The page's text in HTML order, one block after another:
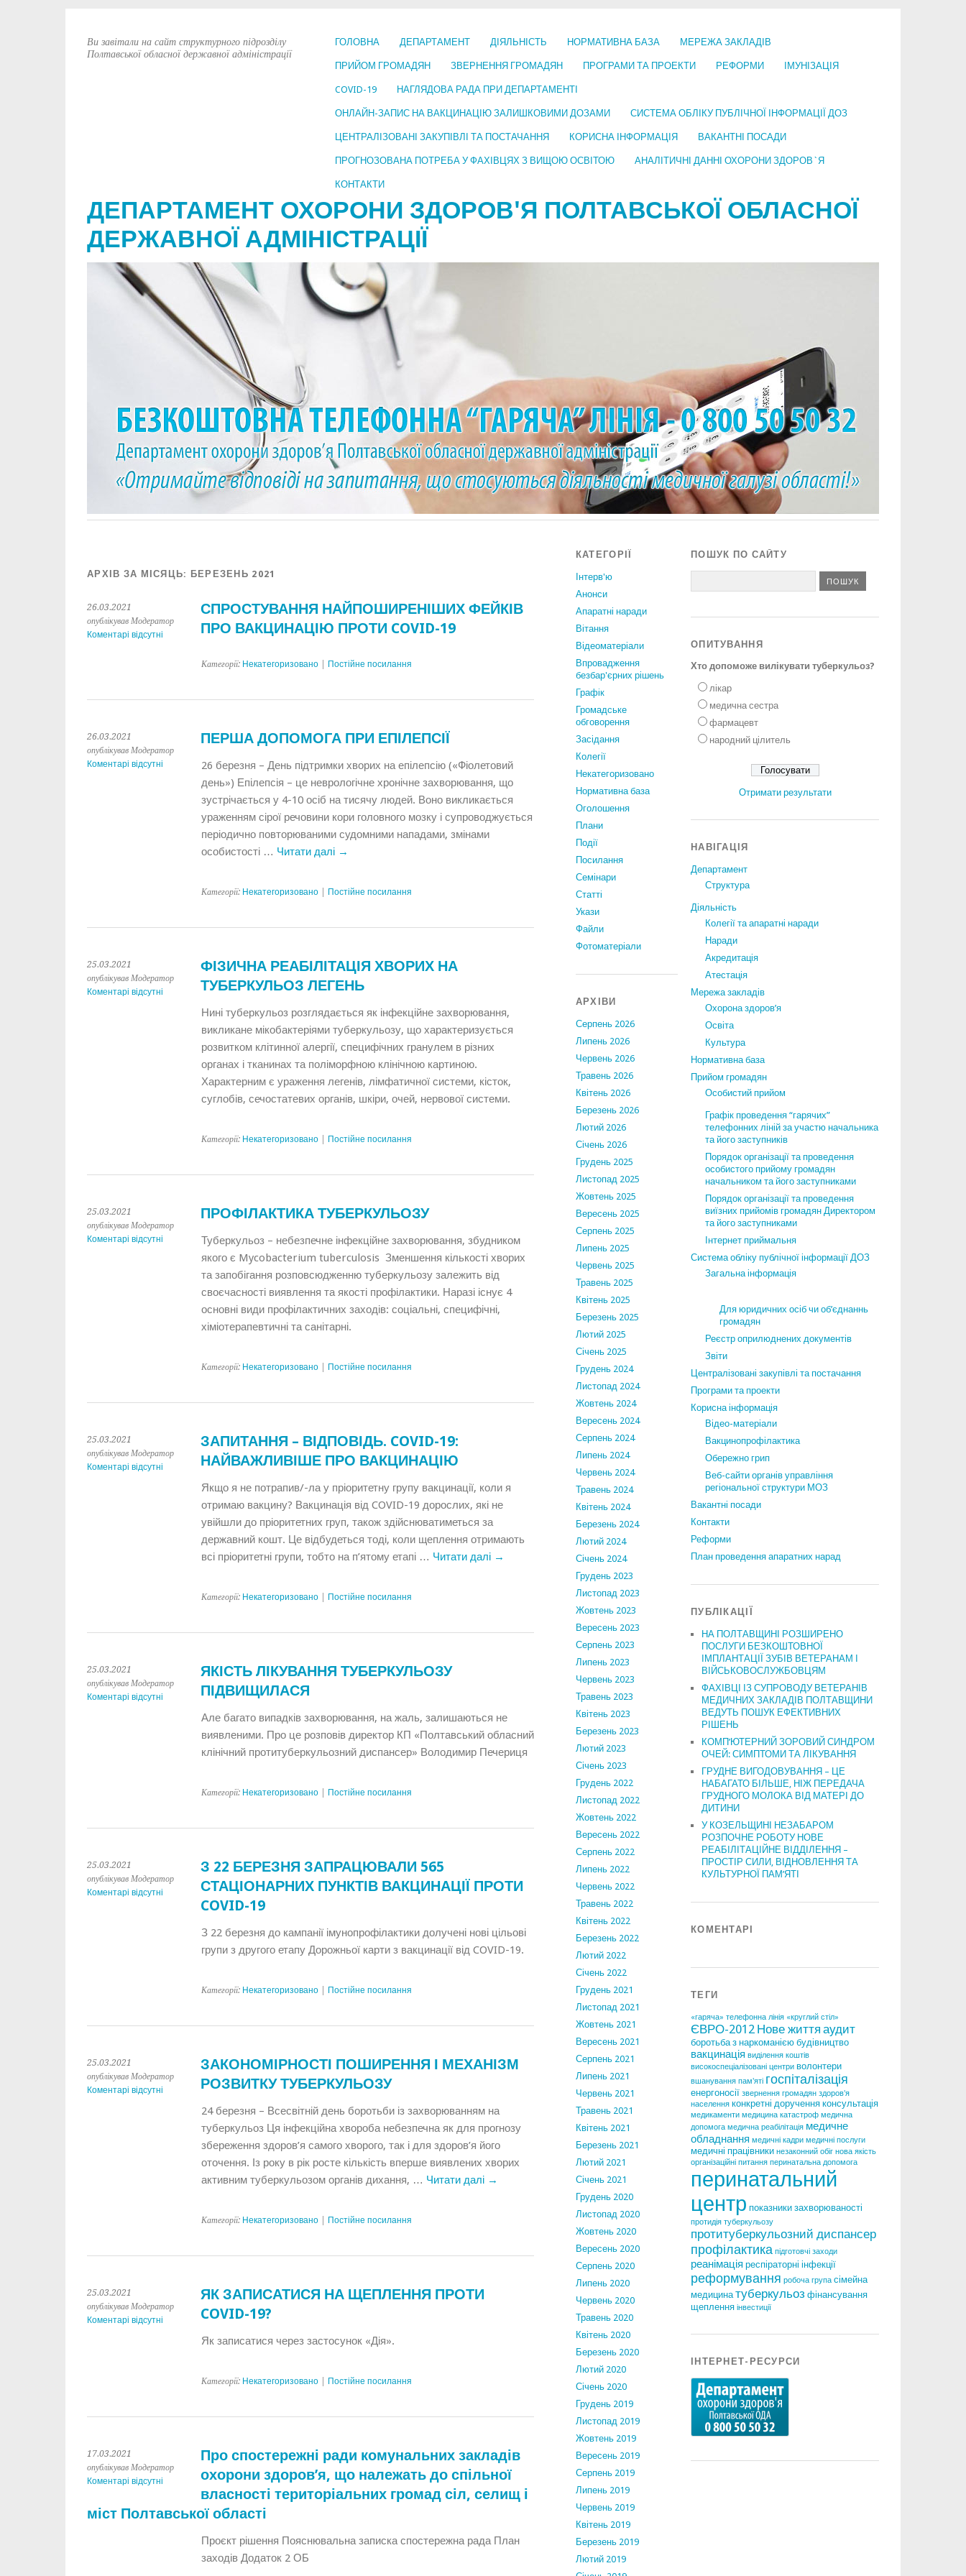
ГОЛОВНА ДЕПАРТАМЕНТ ДІЯЛЬНІСТЬ НОРМАТИВНА БАЗА МЕРЕЖА ЗАКЛАДІВ
ПРИЙОМ ГРОМАДЯН ЗВЕРНЕННЯ ГРОМАДЯН ПРОГРАМИ ТА ПРОЕКТИ РЕФОРМИ ІМУНІЗАЦІЯ
COVID-19 НАГЛЯДОВА РАДА ПРИ ДЕПАРТАМЕНТІ
ОНЛАЙН-ЗАПИС НА ВАКЦИНАЦІЮ ЗАЛИШКОВИМИ ДОЗАМИ СИСТЕМА ОБЛІКУ ПУБЛІЧНОЇ ІНФОРМАЦІЇ ДОЗ
ЦЕНТРАЛІЗОВАНІ ЗАКУПІВЛІ ТА ПОСТАЧАННЯ КОРИСНА ІНФОРМАЦІЯ ВАКАНТНІ ПОСАДИ
ПРОГНОЗОВАНА ПОТРЕБА У ФАХІВЦЯХ З ВИЩОЮ ОСВІТОЮ АНАЛІТИЧНІ ДАННІ ОХОРОНИ ЗДОРОВ`Я
КОНТАКТИ
ДЕПАРТАМЕНТ ОХОРОНИ ЗДОРОВ'Я ПОЛТАВСЬКОЇ ОБЛАСНОЇ
ДЕРЖАВНОЇ АДМІНІСТРАЦІЇ
Ви завітали на сайт структурного підрозділу
Полтавської обласної державної адміністрації
АРХІВ ЗА МІСЯЦЬ: БЕРЕЗЕНЬ 2021
26.03.2021
опублікував Модератор
Коментарі відсутні
СПРОСТУВАННЯ НАЙПОШИРЕНІШИХ ФЕЙКІВ
ПРО ВАКЦИНАЦІЮ ПРОТИ COVID-19
Категорії: Некатегоризовано| Постійне посилання
26.03.2021
опублікував Модератор
Коментарі відсутні
ПЕРША ДОПОМОГА ПРИ ЕПІЛЕПСІЇ
26 березня – День підтримки хворих на епілепсію («Фіолетовий
день») Епілепсія – це неврологічне хронічне захворювання, що
зустрічається у 4-10 осіб на тисячу людей. Воно викликається
ураженням сірої речовини кори головного мозку і супроводжується
періодично повторюваними судомними нападами, змінами
особистості … Читати далі →
Категорії: Некатегоризовано| Постійне посилання
25.03.2021
опублікував Модератор
Коментарі відсутні
ФІЗИЧНА РЕАБІЛІТАЦІЯ ХВОРИХ НА
ТУБЕРКУЛЬОЗ ЛЕГЕНЬ
Нині туберкульоз розглядається як інфекційне захворювання,
викликане мікобактеріями туберкульозу, що характеризується
розвитком клітинної алергії, специфічних гранулем в різних
органах і тканинах та поліморфною клінічною картиною.
Характерним є ураження легенів, лімфатичної системи, кісток,
суглобів, сечостатевих органів, шкіри, очей, нервової системи.
Категорії: Некатегоризовано| Постійне посилання
25.03.2021
опублікував Модератор
Коментарі відсутні
ПРОФІЛАКТИКА ТУБЕРКУЛЬОЗУ
Туберкульоз – небезпечне інфекційне захворювання, збудником
якого є Mycobacterium tuberculosis Зменшення кількості хворих
та запобігання розповсюдженню туберкульозу залежить від
своєчасності виявлення та якості профілактики. Наразі існує 4
основні види профілактичних заходів: соціальні, специфічні,
хіміотерапевтичні та санітарні.
Категорії: Некатегоризовано| Постійне посилання
25.03.2021
опублікував Модератор
Коментарі відсутні
ЗАПИТАННЯ – ВІДПОВІДЬ. COVID-19:
НАЙВАЖЛИВІШЕ ПРО ВАКЦИНАЦІЮ
Якщо я не потрапив/-ла у пріоритетну групу вакцинації, коли я
отримаю вакцину? Вакцинація від COVID-19 дорослих, які не
увійшли до пріоритетних груп, також здійснюватиметься за
державний кошт. Це відбудеться тоді, коли щеплення отримають
всі пріоритетні групи, тобто на п’ятому етапі … Читати далі →
Категорії: Некатегоризовано| Постійне посилання
25.03.2021
опублікував Модератор
Коментарі відсутні
ЯКІСТЬ ЛІКУВАННЯ ТУБЕРКУЛЬОЗУ
ПІДВИЩИЛАСЯ
Але багато випадків захворювання, на жаль, залишаються не
виявленими. Про це розповів директор КП «Полтавський обласний
клінічний протитуберкульозний диспансер» Володимир Печериця
Категорії: Некатегоризовано| Постійне посилання
25.03.2021
опублікував Модератор
Коментарі відсутні
З 22 БЕРЕЗНЯ ЗАПРАЦЮВАЛИ 565
СТАЦІОНАРНИХ ПУНКТІВ ВАКЦИНАЦІЇ ПРОТИ
COVID-19
З 22 березня до кампанії імунопрофілактики долучені нові цільові
групи з другого етапу Дорожньої карти з вакцинації від COVID-19.
Категорії: Некатегоризовано| Постійне посилання
25.03.2021
опублікував Модератор
Коментарі відсутні
ЗАКОНОМІРНОСТІ ПОШИРЕННЯ І МЕХАНІЗМ
РОЗВИТКУ ТУБЕРКУЛЬОЗУ
24 березня – Всесвітній день боротьби із захворюванням на
туберкульоз Ця інфекційна хвороба небезпечна як для прогнозу
збереження здоров’я самого хворого, так і для здоров’я його
оточення. Із року в рік росте кількість вперше виявлених хворих
активним туберкульозом органів дихання, … Читати далі →
Категорії: Некатегоризовано| Постійне посилання
25.03.2021
опублікував Модератор
Коментарі відсутні
ЯК ЗАПИСАТИСЯ НА ЩЕПЛЕННЯ ПРОТИ
COVID-19?
Як записатися через застосунок «Дія».
Категорії: Некатегоризовано| Постійне посилання
17.03.2021
опублікував Модератор
Коментарі відсутні
Про спостережні ради комунальних закладів
охорони здоров’я, що належать до спільної
власності територіальних громад сіл, селищ і
міст Полтавської області
Проєкт рішення Пояснювальна записка спостережна рада План
заходів Додаток 2 ОБ
КАТЕГОРІЇ
Інтерв'ю
Анонси
Апаратні наради
Вiтання
Відеоматеріали
Впровадження
безбар'єрних рішень
Графiк
Громадське
обговорення
Засідання
Колегії
Некатегоризовано
Нормативна база
Оголошення
Плани
Події
Посилання
Семінари
Статтi
Укази
Файли
Фотоматеріали
АРХІВИ
Серпень 2026
Липень 2026
Червень 2026
Травень 2026
Квітень 2026
Березень 2026
Лютий 2026
Січень 2026
Грудень 2025
Листопад 2025
Жовтень 2025
Вересень 2025
Серпень 2025
Липень 2025
Червень 2025
Травень 2025
Квітень 2025
Березень 2025
Лютий 2025
Січень 2025
Грудень 2024
Листопад 2024
Жовтень 2024
Вересень 2024
Серпень 2024
Липень 2024
Червень 2024
Травень 2024
Квітень 2024
Березень 2024
Лютий 2024
Січень 2024
Грудень 2023
Листопад 2023
Жовтень 2023
Вересень 2023
Серпень 2023
Липень 2023
Червень 2023
Травень 2023
Квітень 2023
Березень 2023
Лютий 2023
Січень 2023
Грудень 2022
Листопад 2022
Жовтень 2022
Вересень 2022
Серпень 2022
Липень 2022
Червень 2022
Травень 2022
Квітень 2022
Березень 2022
Лютий 2022
Січень 2022
Грудень 2021
Листопад 2021
Жовтень 2021
Вересень 2021
Серпень 2021
Липень 2021
Червень 2021
Травень 2021
Квітень 2021
Березень 2021
Лютий 2021
Січень 2021
Грудень 2020
Листопад 2020
Жовтень 2020
Вересень 2020
Серпень 2020
Липень 2020
Червень 2020
Травень 2020
Квітень 2020
Березень 2020
Лютий 2020
Січень 2020
Грудень 2019
Листопад 2019
Жовтень 2019
Вересень 2019
Серпень 2019
Липень 2019
Червень 2019
Квітень 2019
Березень 2019
Лютий 2019
ПОШУК ПО САЙТУ
ОПИТУВАННЯ
Хто допоможе вилікувати туберкульоз?
лікар
медична сестра
фармацевт
народний цілитель
Отримати результати
НАВІГАЦІЯ
Департамент
Структура
Діяльність
Колегії та апаратні наради
Наради
Акредитація
Атестація
Мережа закладів
Охорона здоров’я
Освіта
Культура
Нормативна база
Прийом громадян
Особистий прийом
Графік проведення “гарячих”
телефонних ліній за участю начальника
та його заступників
Порядок організації та проведення
особистого прийому громадян
начальником та його заступниками
Порядок організації та проведення
виїзних прийомів громадян Директором
та його заступниками
Інтернет приймальня
Система обліку публічної інформації ДОЗ
Загальна інформація
Для юридичних осіб чи об’єднаннь
громадян
Реєстр оприлюднених документів
Звіти
Централізовані закупівлі та постачання
Програми та проекти
Корисна інформація
Відео-матеріали
Вакцинопрофілактика
Обережно грип
Веб-сайти органів управління
регіональної структури МОЗ
Вакантні посади
Контакти
Реформи
План проведення апаратних нарад
ПУБЛІКАЦІЇ
НА ПОЛТАВЩИНІ РОЗШИРЕНО
ПОСЛУГИ БЕЗКОШТОВНОЇ
ІМПЛАНТАЦІЇ ЗУБІВ ВЕТЕРАНАМ І
ВІЙСЬКОВОСЛУЖБОВЦЯМ
ФАХІВЦІ ІЗ СУПРОВОДУ ВЕТЕРАНІВ
МЕДИЧНИХ ЗАКЛАДІВ ПОЛТАВЩИНИ
ВЕДУТЬ ПОШУК ЕФЕКТИВНИХ
РІШЕНЬ
КОМП’ЮТЕРНИЙ ЗОРОВИЙ СИНДРОМ
ОЧЕЙ: СИМПТОМИ ТА ЛІКУВАННЯ
ГРУДНЕ ВИГОДОВУВАННЯ – ЦЕ
НАБАГАТО БІЛЬШЕ, НІЖ ПЕРЕДАЧА
ГРУДНОГО МОЛОКА ВІД МАТЕРІ ДО
ДИТИНИ
У КОЗЕЛЬЩИНІ НЕЗАБАРОМ
РОЗПОЧНЕ РОБОТУ НОВЕ
РЕАБІЛІТАЦІЙНЕ ВІДДІЛЕННЯ –
ПРОСТІР СИЛИ, ВІДНОВЛЕННЯ ТА
КУЛЬТУРНОЇ ПАМ’ЯТІ
КОМЕНТАРІ
ТЕГИ
«гаряча» телефонна лінія «круглий стіл»
ЄВРО-2012 Нове життя аудит
боротьба з наркоманією будівництво
вакцинація виділення коштів
високоспеціалізовані центри волонтери
вшанування пам'яті госпіталізація
енергоносії звернення громадян здоров'я
населення конкретні доручення консультація
медикаменти медицина катастроф медична
допомога медична реабілітація медичне
обладнання медичні кадри медичні послуги
медичні працівники незаконний обіг нова якість
організаційні питання перинатальна допомога
перинатальний
центр показники захворюваності
протидія туберкульозу
протитуберкульозний диспансер
профілактика підготовчі заходи
реанімація респіраторні інфекції
реформування робоча група сімейна
медицина туберкульоз фінансування
щеплення інвестиції
ІНТЕРНЕТ-РЕСУРСИ